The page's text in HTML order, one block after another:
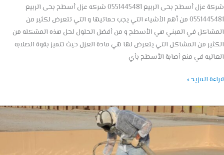
شركة عزل أسطح بحى الربيع 0551445481 شركه عزل أسطح بحى الربيع
0551445481 من أهم الأشياء التي يجب حماتيها و التي تتعرض لكثير من
في المبني هي الأسطح و من أفضل الحلول لحل هذه المشكله من
من المشاكل التي يتعرض لها هي مادة العزل حيث تتميز بقوة الصلابه
في منع أصابة الأسطح بأي
المزيد »